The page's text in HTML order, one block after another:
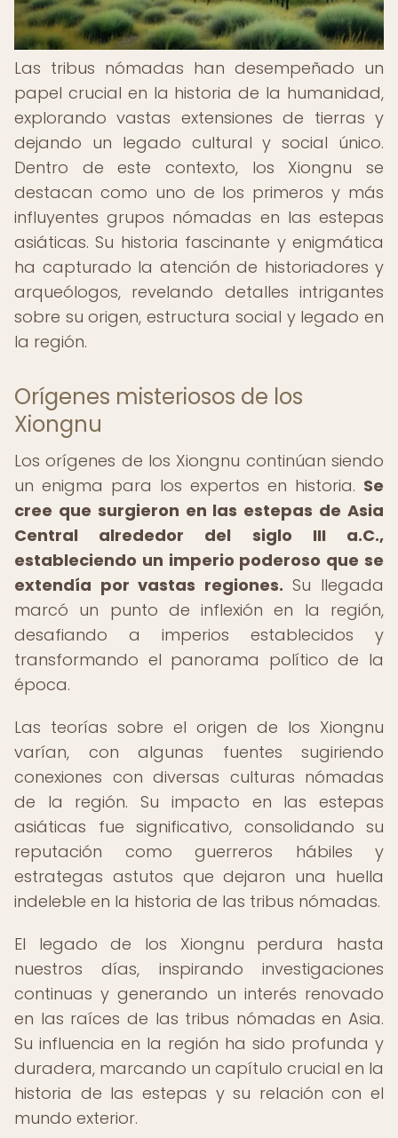
Las tribus nómadas han desempeñado un
papel crucial en la historia de la humanidad,
explorando vastas extensiones de tierras y
dejando un legado cultural y social único.
Dentro de este contexto, los Xiongnu se
destacan como uno de los primeros y más
influyentes grupos nómadas en las estepas
asiáticas. Su historia fascinante y enigmática
ha capturado la atención de historiadores y
arqueólogos, revelando detalles intrigantes
sobre su origen, estructura social y legado en
la región.
Orígenes misteriosos de los
Xiongnu
Los orígenes de los Xiongnu continúan siendo
un enigma para los expertos en historia. Se
cree que surgieron en las estepas de Asia
Central alrededor del siglo III a.C.,
estableciendo un imperio poderoso que se
extendía por vastas regiones. Su llegada
marcó un punto de inflexión en la región,
desafiando a imperios establecidos y
transformando el panorama político de la
época.
Las teorías sobre el origen de los Xiongnu
varían, con algunas fuentes sugiriendo
conexiones con diversas culturas nómadas
de la región. Su impacto en las estepas
asiáticas fue significativo, consolidando su
reputación como guerreros hábiles y
estrategas astutos que dejaron una huella
indeleble en la historia de las tribus nómadas.
El legado de los Xiongnu perdura hasta
nuestros días, inspirando investigaciones
continuas y generando un interés renovado
en las raíces de las tribus nómadas en Asia.
Su influencia en la región ha sido profunda y
duradera, marcando un capítulo crucial en la
historia de las estepas y su relación con el
mundo exterior.